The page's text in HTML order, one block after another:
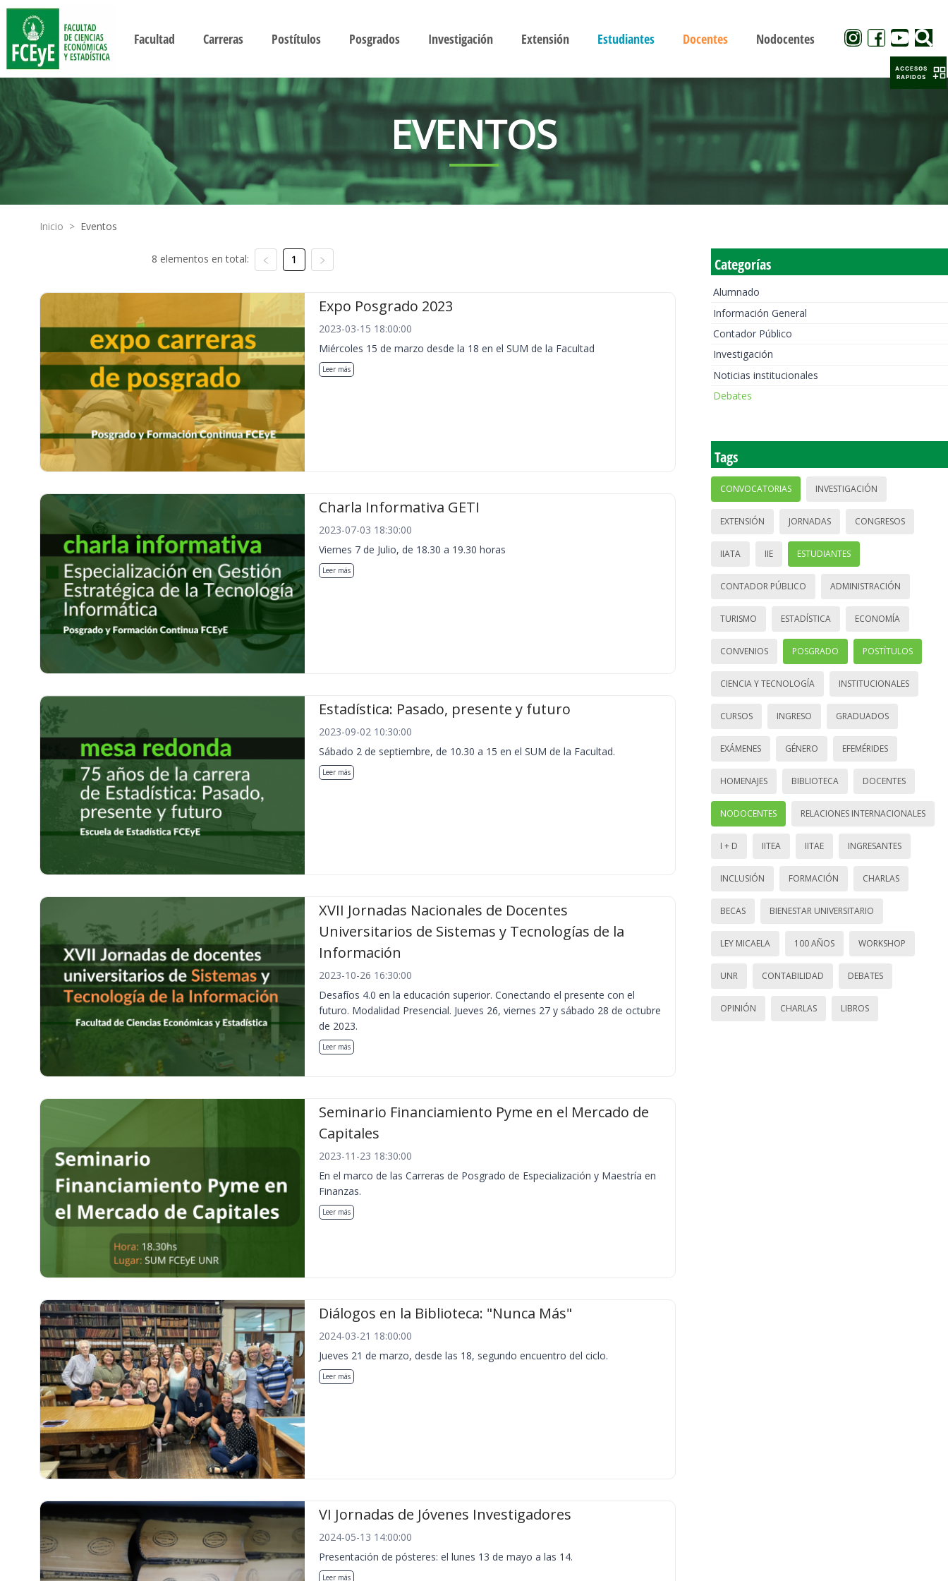
Facultad Carreras Postítulos Posgrados Investigación Extensión Estudiantes Docentes Nodocentes
EVENTOS
Inicio > Eventos
8 elementos en total: 1
Expo Posgrado 2023
2023-03-15 18:00:00
Miércoles 15 de marzo desde la 18 en el SUM de la Facultad
Leer más
Charla Informativa GETI
2023-07-03 18:30:00
Viernes 7 de Julio, de 18.30 a 19.30 horas
Leer más
Estadística: Pasado, presente y futuro
2023-09-02 10:30:00
Sábado 2 de septiembre, de 10.30 a 15 en el SUM de la Facultad.
Leer más
XVII Jornadas Nacionales de Docentes
Universitarios de Sistemas y Tecnologías de la
Información
2023-10-26 16:30:00
Desafíos 4.0 en la educación superior. Conectando el presente con el
futuro. Modalidad Presencial. Jueves 26, viernes 27 y sábado 28 de octubre
de 2023.
Leer más
Seminario Financiamiento Pyme en el Mercado de
Capitales
2023-11-23 18:30:00
En el marco de las Carreras de Posgrado de Especialización y Maestría en
Finanzas.
Leer más
Diálogos en la Biblioteca: "Nunca Más"
2024-03-21 18:00:00
Jueves 21 de marzo, desde las 18, segundo encuentro del ciclo.
Leer más
VI Jornadas de Jóvenes Investigadores
2024-05-13 14:00:00
Presentación de pósteres: el lunes 13 de mayo a las 14.
Leer más
Categorías
Alumnado
Información General
Contador Público
Investigación
Noticias institucionales
Debates
Tags
CONVOCATORIAS INVESTIGACIÓN
EXTENSIÓN JORNADAS CONGRESOS
IIATA IIE ESTUDIANTES
CONTADOR PÚBLICO ADMINISTRACIÓN
TURISMO ESTADÍSTICA ECONOMÍA
CONVENIOS POSGRADO POSTÍTULOS
CIENCIA Y TECNOLOGÍA INSTITUCIONALES
CURSOS INGRESO GRADUADOS
EXÁMENES GÉNERO EFEMÉRIDES
HOMENAJES BIBLIOTECA DOCENTES
NODOCENTES RELACIONES INTERNACIONALES
I + D IITEA IITAE INGRESANTES
INCLUSIÓN FORMACIÓN CHARLAS
BECAS BIENESTAR UNIVERSITARIO
LEY MICAELA 100 AÑOS WORKSHOP
UNR CONTABILIDAD DEBATES
OPINIÓN CHARLAS LIBROS
ACCESOS
RAPIDOS